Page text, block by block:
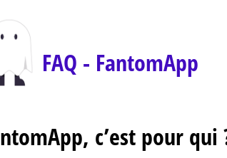
FAQ - FantomApp
c’est pour qui